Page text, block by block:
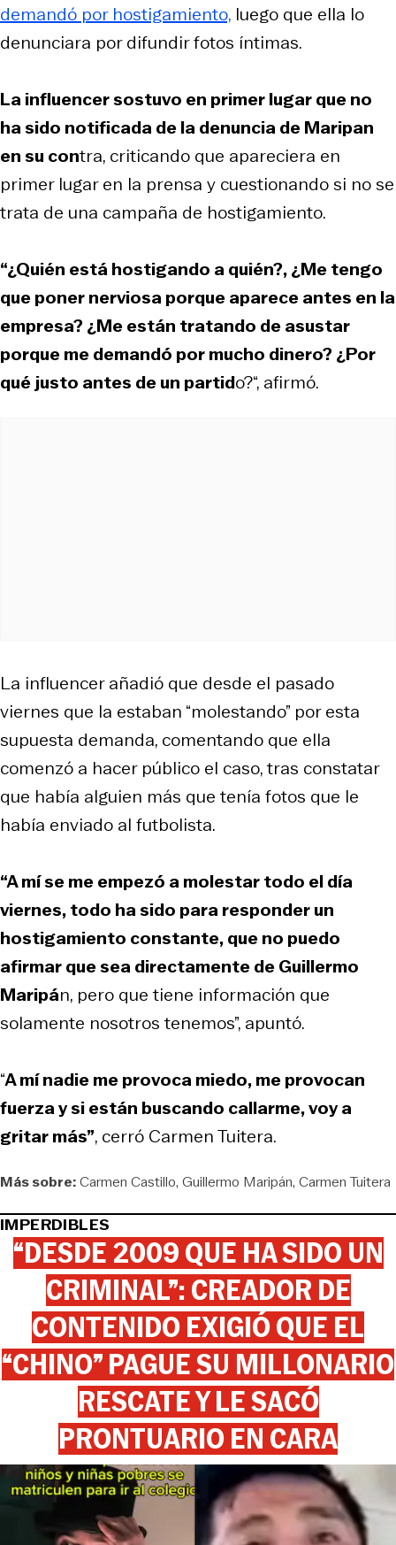
demandó por hostigamiento, luego que ella lo
denunciara por difundir fotos íntimas.
La influencer sostuvo en primer lugar que no
ha sido notificada de la denuncia de Maripan
en su contra, criticando que apareciera en
primer lugar en la prensa y cuestionando si no se
trata de una campaña de hostigamiento.
“¿Quién está hostigando a quién?, ¿Me tengo
que poner nerviosa porque aparece antes en la
empresa? ¿Me están tratando de asustar
porque me demandó por mucho dinero? ¿Por
qué justo antes de un partido?“, afirmó.
La influencer añadió que desde el pasado
viernes que la estaban “molestando” por esta
supuesta demanda, comentando que ella
comenzó a hacer público el caso, tras constatar
que había alguien más que tenía fotos que le
había enviado al futbolista.
“A mí se me empezó a molestar todo el día
viernes, todo ha sido para responder un
hostigamiento constante, que no puedo
afirmar que sea directamente de Guillermo
Maripán, pero que tiene información que
solamente nosotros tenemos”, apuntó.
“A mí nadie me provoca miedo, me provocan
fuerza y si están buscando callarme, voy a
gritar más”, cerró Carmen Tuitera.
Más sobre:Carmen Castillo Guillermo Maripán Carmen Tuitera
IMPERDIBLES
“DESDE 2009 QUE HA SIDO UN
CRIMINAL”: CREADOR DE
CONTENIDO EXIGIÓ QUE EL
“CHINO” PAGUE SU MILLONARIO
RESCATE Y LE SACÓ
PRONTUARIO EN CARA